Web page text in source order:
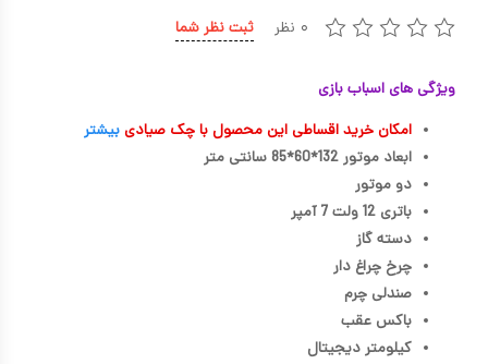
کیف و کوله پشتی
اسباب بازی مشاغل
اسباب بازی لوازم خانگی
۰ نظر ثبت نظر شما
ویژگی های اسباب بازی
امکان خرید اقساطی این محصول با چک صیادیبیشتر
ابعاد موتور 132*60*85 سانتی متر
دو موتور
باتری 12 ولت 7 آمپر
دسته گاز
چرخ چراغ دار
صندلی چرم
باکس عقب
کیلومتر دیجیتال